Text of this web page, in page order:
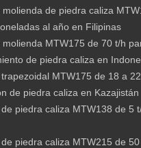
molienda de piedra caliza
al año en Filipinas
molienda MTW175 de 70 t/h
de piedra caliza en
MTW175 de 18 a
de piedra caliza en Kazajistán
piedra caliza MTW138 de 5
piedra caliza MTW215 de